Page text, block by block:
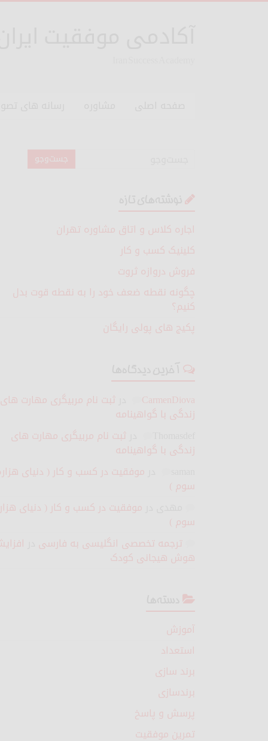
اجاره کلاس و اتاق مشاوره تهران
کلینیک کسب و کار
فروش دروازه ثروت
چگونه نقطه ضعف خود را به نقطه قوت بدل
کنیم؟
پکیج های پولی رایگان
CarmenDiova ثبت نام مربیگری مهارت های
زندگی با گواهینامه
ثبت نام مربیگری مهارت های
زندگی با گواهینامه
موفقیت در کسب و کار ( دنیای
سوم )
موفقیت در کسب و کار ( دنیای
سوم )
ترجمه تخصصی انگلیسی به فارسی
هوش هیجانی کودک
آموزش
استعداد
برند سازی
برندسازی
پرسش و پاسخ
تمرین موفقیت